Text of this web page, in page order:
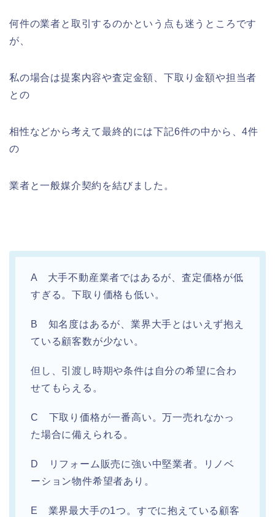
何件の業者と取引するのかという点も迷うところです
が、
私の場合は提案内容や査定金額、下取り金額や担当者
との
相性などから考えて最終的には下記6件の中から、4件
の
業者と一般媒介契約を結びました。
A 大手不動産業者ではあるが、査定価格が低
すぎる。下取り価格も低い。
B 知名度はあるが、業界大手とはいえず抱え
ている顧客数が少ない。
但し、引渡し時期や条件は自分の希望に合わ
せてもらえる。
C 下取り価格が一番高い。万一売れなかっ
た場合に備えられる。
D リフォーム販売に強い中堅業者。リノベ
ーション物件希望者あり。
E 業界最大手の1つ。すでに抱えている顧客